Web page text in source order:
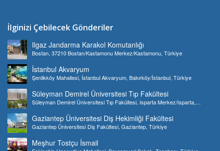
İlginizi Çebilecek Gönderiler
Ilgaz Jandarma Karakol Komutanlığı
Bostan, 37210 Bostan/Kastamonu Merkez/Kastamonu, Türkiye
İstanbul Akvaryum
Şenlikköy Mahallesi, İstanbul Akvaryum, Bakırköy/İstanbul, Türkiye
Süleyman Demirel Üniversitesi Tıp Fakültesi
Süleyman Demirel Üniversitesi Tıp Fakültesi, Isparta Merkez/Isparta,
Gaziantep Üniversitesi Diş Hekimliği Fakültesi
Gaziantep Üniversitesi Diş Fakültesi, Gaziantep, Türkiye
Meşhur Tostçu İsmail